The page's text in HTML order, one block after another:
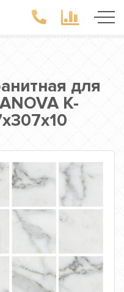
для
K-